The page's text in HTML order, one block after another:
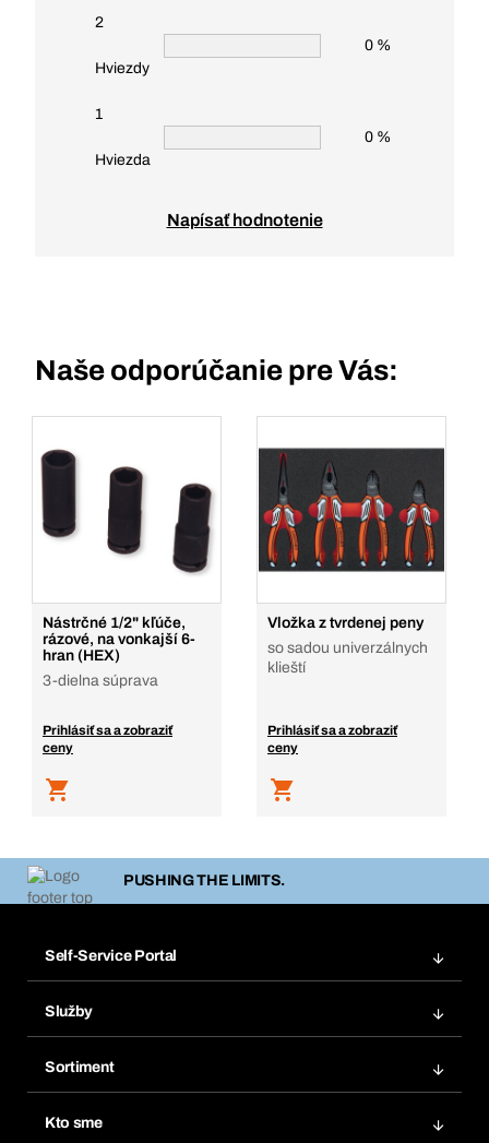
2
Hviezdy
0 %
1
Hviezda
0 %
Napísať hodnotenie
Naše odporúčanie pre Vás:
Nástrčné 1/2" kľúče,
rázové, na vonkajší 6-
hran (HEX)
3-dielna súprava
Prihlásiť sa a zobraziť
ceny
Vložka z tvrdenej peny
so sadou univerzálnych
klieští
Prihlásiť sa a zobraziť
ceny
PUSHING THE LIMITS.
Self-Service Portal
Obľúbené
Opakované objednávky
Predplatné
Služby
Chemická databáza
Sortiment
Kto sme